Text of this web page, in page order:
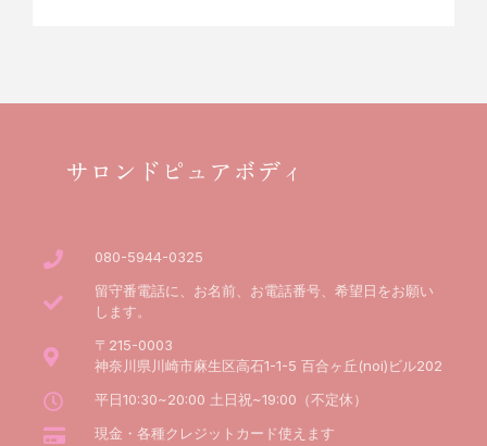
サロンドピュアボディ
080-5944-0325
留守番電話に、お名前、お電話番号、希望日をお願い
します。
〒215-0003
神奈川県川崎市麻生区高石1-1-5 百合ヶ丘(noi)ビル202
平日10:30~20:00 土日祝~19:00（不定休）
現金・各種クレジットカード使えます